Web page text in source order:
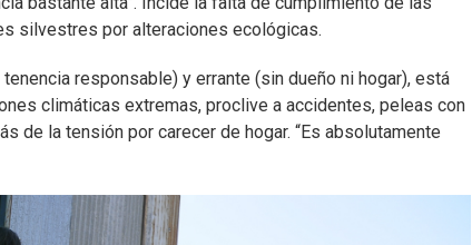
silvestres por alteraciones ecológicas.
responsable) y errante (sin dueño ni hogar), está
climáticas extremas, proclive a accidentes, peleas con
de la tensión por carecer de hogar. “Es absolutamente